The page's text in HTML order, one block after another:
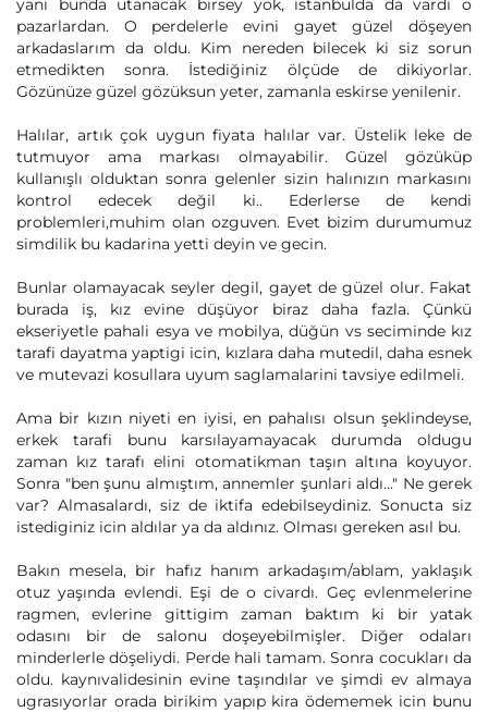
yani bunda utanacak birsey yok, istanbulda da vardi o
pazarlardan. O perdelerle evini gayet güzel döşeyen
arkadaslarım da oldu. Kim nereden bilecek ki siz sorun
etmedikten sonra. İstediğiniz ölçüde de dikiyorlar.
Gözünüze güzel gözüksun yeter, zamanla eskirse yenilenir.
Halılar, artık çok uygun fiyata halılar var. Üstelik leke de
tutmuyor ama markası olmayabilir. Güzel gözüküp
kullanışlı olduktan sonra gelenler sizin halınızın markasını
kontrol edecek değil ki.. Ederlerse de kendi
problemleri,muhim olan ozguven. Evet bizim durumumuz
simdilik bu kadarina yetti deyin ve gecin.
Bunlar olamayacak seyler degil, gayet de güzel olur. Fakat
burada iş, kız evine düşüyor biraz daha fazla. Çünkü
ekseriyetle pahali esya ve mobilya, düğün vs seciminde kız
tarafi dayatma yaptigi icin, kızlara daha mutedil, daha esnek
ve mutevazi kosullara uyum saglamalarini tavsiye edilmeli.
Ama bir kızın niyeti en iyisi, en pahalısı olsun şeklindeyse,
erkek tarafi bunu karsılayamayacak durumda oldugu
zaman kız tarafı elini otomatikman taşın altına koyuyor.
Sonra "ben şunu almıştım, annemler şunlari aldı..." Ne gerek
var? Almasalardı, siz de iktifa edebilseydiniz. Sonucta siz
istediginiz icin aldılar ya da aldınız. Olması gereken asıl bu.
Bakın mesela, bir hafız hanım arkadaşım/ablam, yaklaşık
otuz yaşında evlendi. Eşi de o civardı. Geç evlenmelerine
ragmen, evlerine gittigim zaman baktım ki bir yatak
odasını bir de salonu doşeyebilmişler. Diğer odaları
minderlerle döşeliydi. Perde hali tamam. Sonra cocukları da
oldu. kaynıvalidesinin evine taşındılar ve şimdi ev almaya
ugrasıyorlar orada birikim yapıp kira ödememek icin bunu